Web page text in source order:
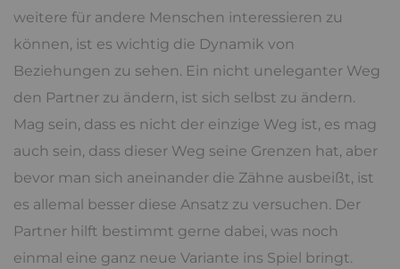
weitere für andere Menschen interessieren zu
können, ist es wichtig die Dynamik von
Beziehungen zu sehen. Ein nicht uneleganter Weg
den Partner zu ändern, ist sich selbst zu ändern.
Mag sein, dass es nicht der einzige Weg ist, es mag
auch sein, dass dieser Weg seine Grenzen hat, aber
bevor man sich aneinander die Zähne ausbeißt, ist
es allemal besser diese Ansatz zu versuchen. Der
Partner hilft bestimmt gerne dabei, was noch
einmal eine ganz neue Variante ins Spiel bringt.